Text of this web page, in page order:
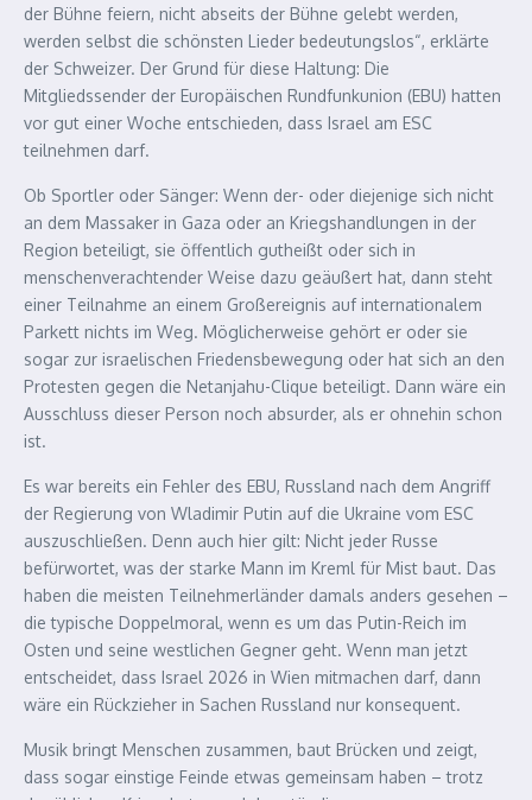
der Bühne feiern, nicht abseits der Bühne gelebt werden,
werden selbst die schönsten Lieder bedeutungslos“, erklärte
der Schweizer. Der Grund für diese Haltung: Die
Mitgliedssender der Europäischen Rundfunkunion (EBU) hatten
vor gut einer Woche entschieden, dass Israel am ESC
teilnehmen darf.
Ob Sportler oder Sänger: Wenn der- oder diejenige sich nicht
an dem Massaker in Gaza oder an Kriegshandlungen in der
Region beteiligt, sie öffentlich gutheißt oder sich in
menschenverachtender Weise dazu geäußert hat, dann steht
einer Teilnahme an einem Großereignis auf internationalem
Parkett nichts im Weg. Möglicherweise gehört er oder sie
sogar zur israelischen Friedensbewegung oder hat sich an den
Protesten gegen die Netanjahu-Clique beteiligt. Dann wäre ein
Ausschluss dieser Person noch absurder, als er ohnehin schon
ist.
Es war bereits ein Fehler des EBU, Russland nach dem Angriff
der Regierung von Wladimir Putin auf die Ukraine vom ESC
auszuschließen. Denn auch hier gilt: Nicht jeder Russe
befürwortet, was der starke Mann im Kreml für Mist baut. Das
haben die meisten Teilnehmerländer damals anders gesehen –
die typische Doppelmoral, wenn es um das Putin-Reich im
Osten und seine westlichen Gegner geht. Wenn man jetzt
entscheidet, dass Israel 2026 in Wien mitmachen darf, dann
wäre ein Rückzieher in Sachen Russland nur konsequent.
Musik bringt Menschen zusammen, baut Brücken und zeigt,
dass sogar einstige Feinde etwas gemeinsam haben – trotz